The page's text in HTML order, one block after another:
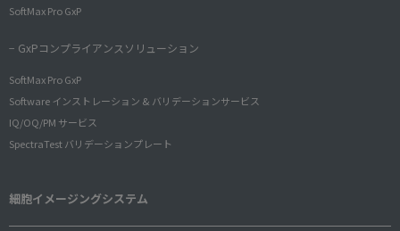
SoftMax Pro GxP
− GxPコンプライアンスソリューション
SoftMax Pro GxP
Software インストレーション & バリデーションサービス
IQ/OQ/PM サービス
SpectraTest バリデーションプレート
細胞イメージングシステム